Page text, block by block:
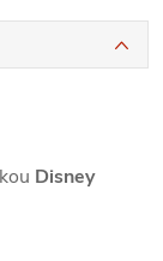
Disney